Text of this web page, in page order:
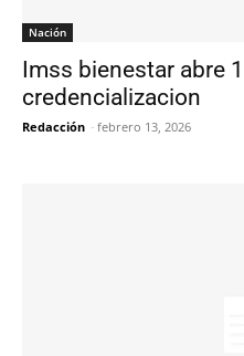
Nación
Imss bienestar abre
credencializacion
Redacción - febrero 13, 2026